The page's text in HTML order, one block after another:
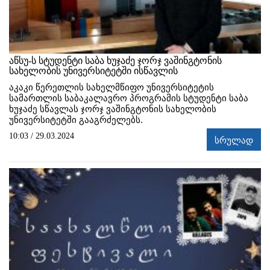
აწსუ-ს სტუდენტი საბა ხუჯაძე ჯორჯ ვაშინგტონის
სახელობის უნივერსიტეტში ისწავლის
აკაკი წერეთლის სახელმწიფო უნივერსიტეტის
სამართლის საბაკალავრო პროგრამის სტუდენტი საბა
ხუჯაძე სწავლას ჯორჯ ვაშინგტონის სახელობის
უნივერსიტეტში გააგრძელებს.
10:03 / 29.03.2024 სრულად